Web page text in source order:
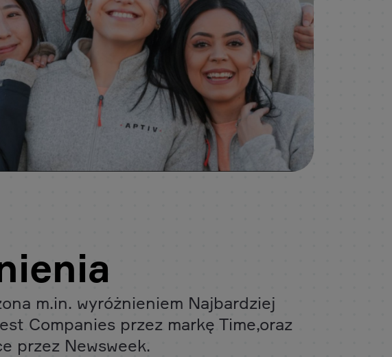
m.in. wyróżnieniem Najbardziej
Companies przez markę Time,oraz
przez Newsweek.